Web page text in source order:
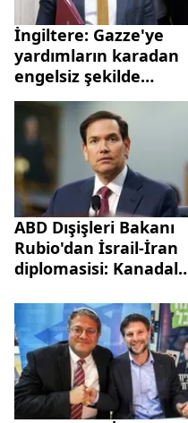
İngiltere: Gazze'ye
yardımların karadan
engelsiz şekilde
girmesine ihtiyaç var
ABD Dışişleri Bakanı
Rubio'dan İsrail-İran
diplomasisi: Kanadalı,
mevkidaşlarıyla
görüştü